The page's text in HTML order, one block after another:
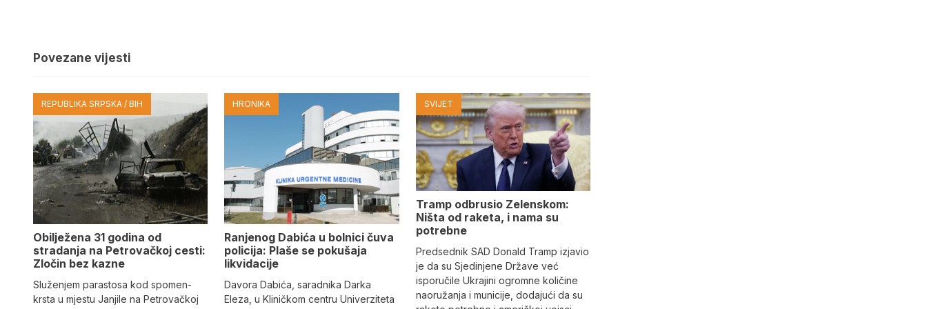
Povezane vijesti
REPUBLIKA SRPSKA / BIH
Obilježena 31 godina od
stradanja na Petrovačkoj cesti:
Zločin bez kazne
Služenjem parastosa kod spomen-
krsta u mjestu Janjile na Petrovačkoj
HRONIKA
Ranjenog Dabića u bolnici čuva
policija: Plaše se pokušaja
likvidacije
Davora Dabića, saradnika Darka
Eleza, u Kliničkom centru Univerziteta
SVIJET
Tramp odbrusio Zelenskom:
Ništa od raketa, i nama su
potrebne
Predsednik SAD Donald Tramp izjavio
je da su Sjedinjene Države već
isporučile Ukrajini ogromne količine
naoružanja i municije, dodajući da su